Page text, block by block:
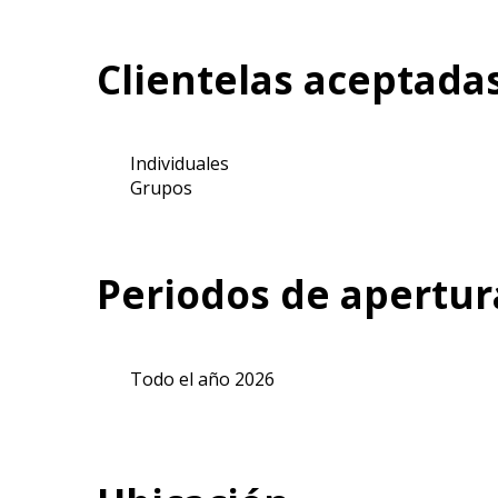
Clientelas
Individuales
Grupos
Periodos de
Todo el año 2026